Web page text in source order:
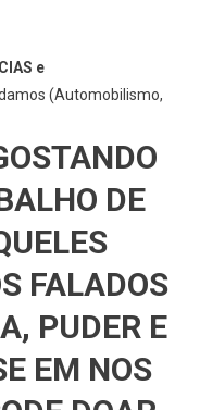
e
(Automobilismo,
DE
FALADOS
PUDER E
EM NOS